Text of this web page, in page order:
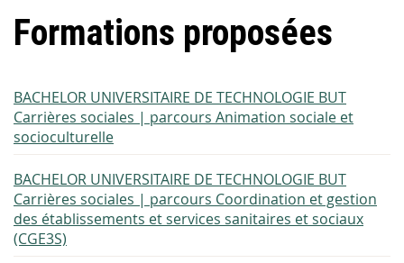
Formations proposées
BACHELOR UNIVERSITAIRE DE TECHNOLOGIE BUT
Carrières sociales | parcours Animation sociale et
socioculturelle
BACHELOR UNIVERSITAIRE DE TECHNOLOGIE BUT
Carrières sociales | parcours Coordination et gestion
des établissements et services sanitaires et sociaux
(CGE3S)